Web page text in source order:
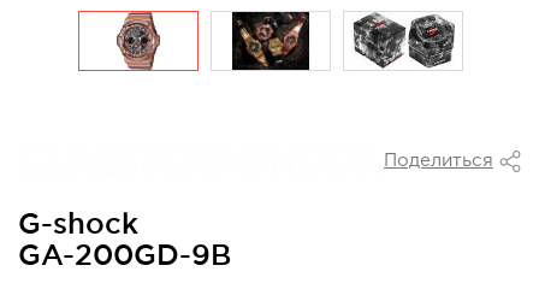
Поделиться
G-shock
GA-200GD-9B